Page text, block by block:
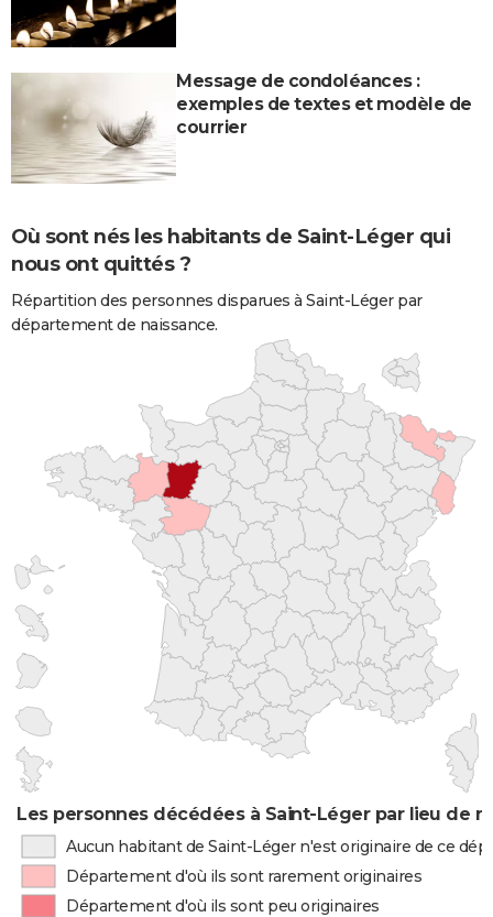
Message de condoléances :
exemples de textes et modèle de
courrier
Où sont nés les habitants de Saint-Léger qui
nous ont quittés ?
Répartition des personnes disparues à Saint-Léger par
département de naissance.
Les personnes décédées à Saint-Léger par lieu de
Aucun habitant de Saint-Léger n'est originaire de ce
Département d'où ils sont rarement originaires
Département d'où ils sont peu originaires